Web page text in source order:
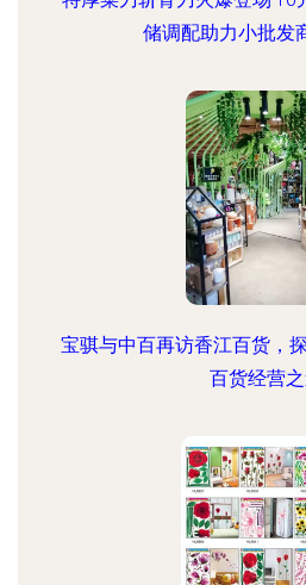
储调配助力小批发
宝骐与中百再访香江百货，
百货经营